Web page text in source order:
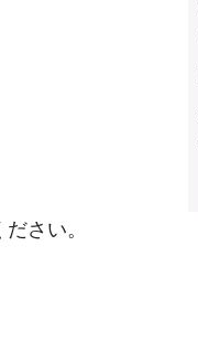
さい。